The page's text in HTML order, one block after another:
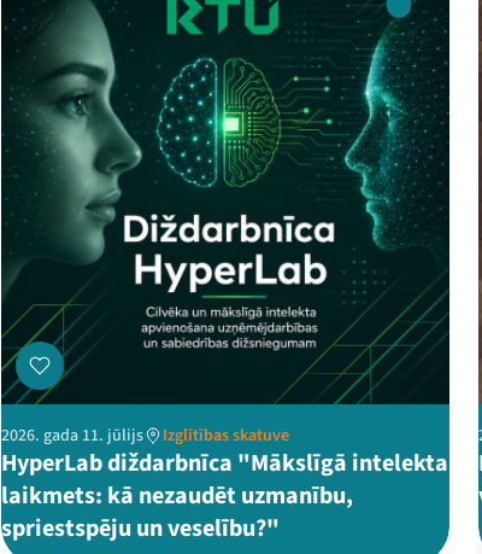
2026. gada 11. jūlijs Izglītības skatuve
HyperLab diždarbnīca "Mākslīgā intelekta
laikmets: kā nezaudēt uzmanību,
spriestspēju un veselību?"